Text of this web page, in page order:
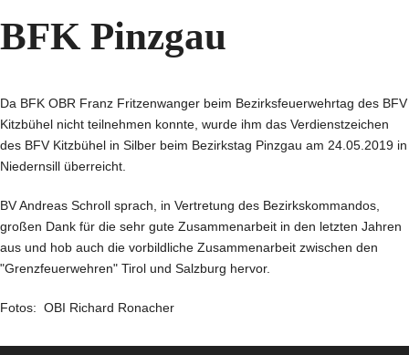
BFK Pinzgau
Da BFK OBR Franz Fritzenwanger beim Bezirksfeuerwehrtag des BFV
Kitzbühel nicht teilnehmen konnte, wurde ihm das Verdienstzeichen
des BFV Kitzbühel in Silber beim Bezirkstag Pinzgau am 24.05.2019 in
Niedernsill überreicht.
BV Andreas Schroll sprach, in Vertretung des Bezirkskommandos,
großen Dank für die sehr gute Zusammenarbeit in den letzten Jahren
aus und hob auch die vorbildliche Zusammenarbeit zwischen den
"Grenzfeuerwehren" Tirol und Salzburg hervor.
Fotos: OBI Richard Ronacher